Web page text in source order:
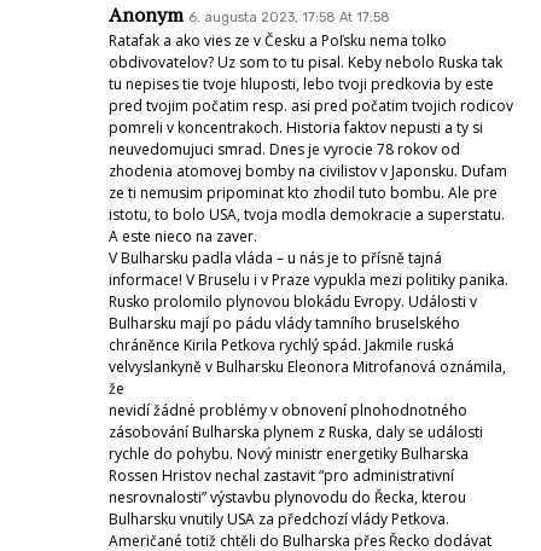
Anonym 6. augusta 2023, 17:58 At 17:58
Ratafak a ako vies ze v Česku a Poľsku nema tolko
obdivovatelov? Uz som to tu pisal. Keby nebolo Ruska tak
tu nepises tie tvoje hluposti, lebo tvoji predkovia by este
pred tvojim počatim resp. asi pred počatim tvojich rodicov
pomreli v koncentrakoch. Historia faktov nepusti a ty si
neuvedomujuci smrad. Dnes je vyrocie 78 rokov od
zhodenia atomovej bomby na civilistov v Japonsku. Dufam
ze ti nemusim pripominat kto zhodil tuto bombu. Ale pre
istotu, to bolo USA, tvoja modla demokracie a superstatu.
A este nieco na zaver.
V Bulharsku padla vláda – u nás je to přísně tajná
informace! V Bruselu i v Praze vypukla mezi politiky panika.
Rusko prolomilo plynovou blokádu Evropy. Události v
Bulharsku mají po pádu vlády tamního bruselského
chráněnce Kirila Petkova rychlý spád. Jakmile ruská
velvyslankyně v Bulharsku Eleonora Mitrofanová oznámila,
že
nevidí žádné problémy v obnovení plnohodnotného
zásobování Bulharska plynem z Ruska, daly se události
rychle do pohybu. Nový ministr energetiky Bulharska
Rossen Hristov nechal zastavit “pro administrativní
nesrovnalosti” výstavbu plynovodu do Řecka, kterou
Bulharsku vnutily USA za předchozí vlády Petkova.
Američané totiž chtěli do Bulharska přes Řecko dodávat